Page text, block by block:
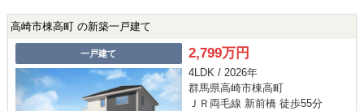
高崎市棟高町 の新築一戸建て
一戸建て 2,799万円
4LDK / 2026年
群馬県高崎市棟高町
ＪＲ両毛線 新前橋 徒歩55分